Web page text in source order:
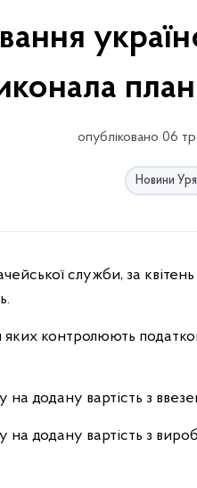
опубліковано 06
Новини
служби, за
контролюють
на додану вартість з
на додану вартість з